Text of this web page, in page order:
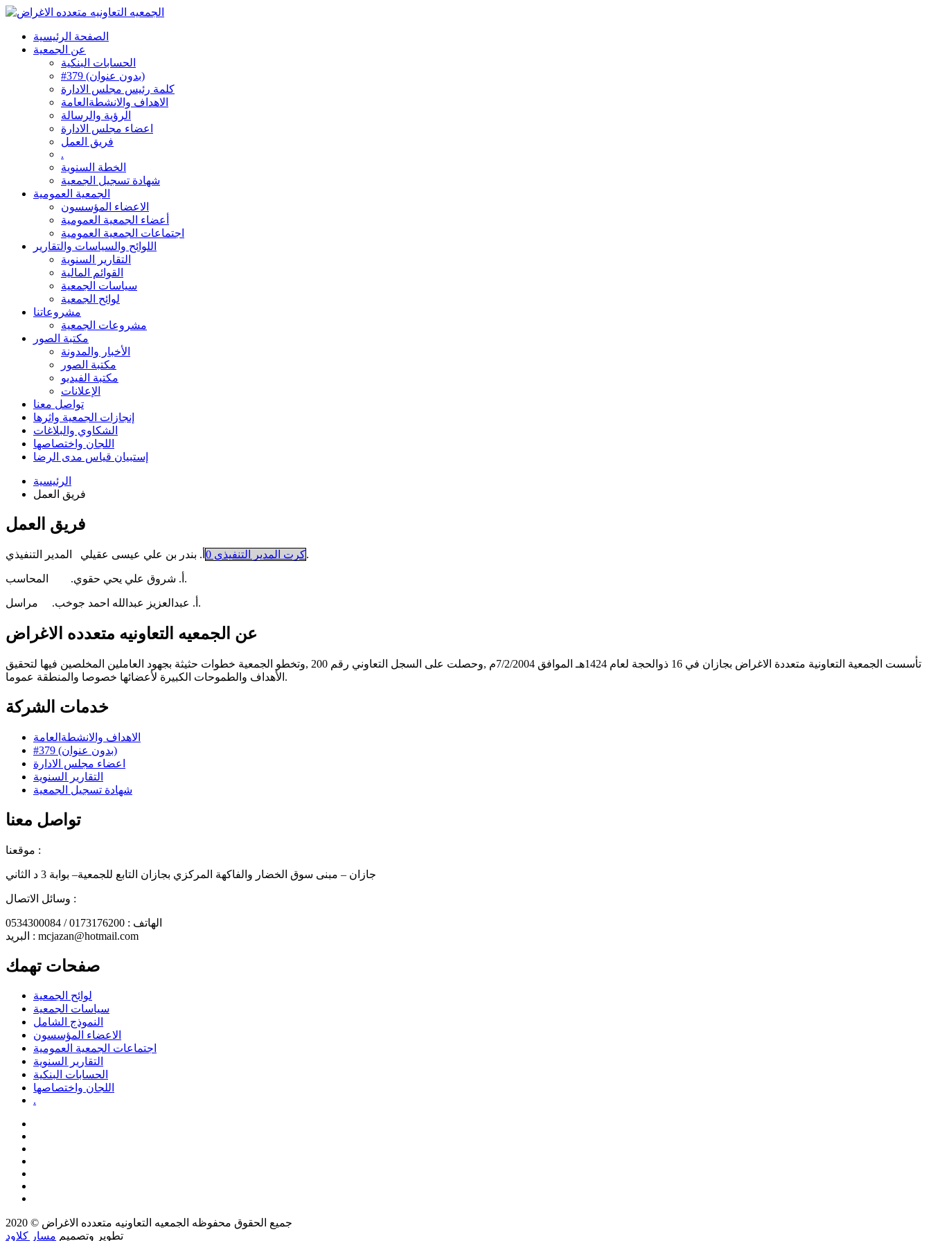
الصفحة الرئيسية
عن الجمعية
الحسابات البنكية
#379 (بدون عنوان)
كلمة رئيس مجلس الادارة
الاهداف والانشطةالعامة
الرؤية والرسالة
اعضاء مجلس الادارة
فريق العمل
.
الخطة السنوية
شهادة تسجيل الجمعية
الجمعية العمومية
الاعضاء المؤسسون
أعضاء الجمعية العمومية
اجتماعات الجمعية العمومية
اللوائح والسياسات والتقارير
التقارير السنوية
القوائم المالية
سياسات الجمعية
لوائح الجمعية
مشروعاتنا
مشروعات الجمعية
مكتبة الصور
الأخبار والمدونة
مكتبة الصور
مكتبة الفيديو
الإعلانات
تواصل معنا
إنجازات الجمعية واثرها
الشكاوي والبلاغات
اللجان واختصاصها
إستبيان قياس مدى الرضا
الرئيسية
فريق العمل
فريق العمل
كرت المدير التنفيذي 0أ. بندر بن علي عيسى عقيلي المدير التنفيذي.
أ. شروق علي يحي حقوي. المحاسب.
أ. عبدالعزيز عبدالله احمد جوخب. مراسل.
عن الجمعيه التعاونيه متعدده الاغراض
تأسست الجمعية التعاونية متعددة الاغراض بجازان في 16 ذوالحجة لعام 1424هـ الموافق 7/2/2004م ,وحصلت على السجل التعاوني رقم 200 ,وتخطو الجمعية خطوات حثيثة بجهود العاملين المخلصين فيها لتحقيق
الأهداف والطموحات الكبيرة لأعضائها خصوصا والمنطقة عموما.
خدمات الشركة
الاهداف والانشطةالعامة
#379 (بدون عنوان)
اعضاء مجلس الادارة
التقارير السنوية
شهادة تسجيل الجمعية
تواصل معنا
موقعنا :
جازان – مبنى سوق الخضار والفاكهة المركزي بجازان التابع للجمعية– بوابة 3 د الثاني
وسائل الاتصال :
الهاتف : 0173176200 / 0534300084
البريد : mcjazan@hotmail.com
صفحات تهمك
لوائح الجمعية
سياسات الجمعية
النموذج الشامل
الاعضاء المؤسسون
اجتماعات الجمعية العمومية
التقارير السنوية
الحسابات البنكية
اللجان واختصاصها
.
جميع الحقوق محفوظه الجمعيه التعاونيه متعدده الاغراض © 2020
تطوير وتصميم مسار كلاود